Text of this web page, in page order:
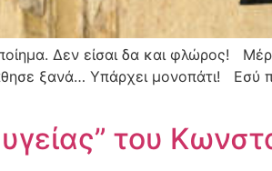
Δεν είσαι δα και φλώρος!
ξανά… Υπάρχει μονοπάτι! Εσύ
του